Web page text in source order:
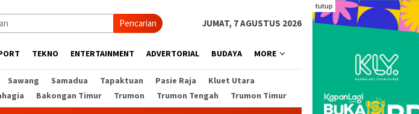
tutup
Pencarian JUMAT, 7 AGUSTUS 2026
TEKNO ENTERTAINMENT ADVERTORIAL BUDAYA MORE
Sawang Samadua Tapaktuan Pasie Raja
Kluet Utara
Bakongan Timur Trumon Trumon Tengah Trumon Timur